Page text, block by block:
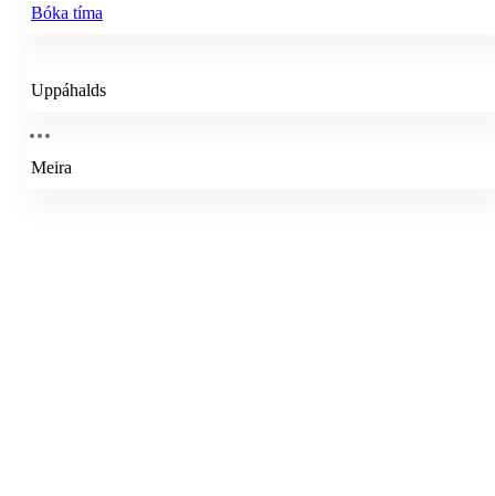
Bóka tíma
Uppáhalds
Meira